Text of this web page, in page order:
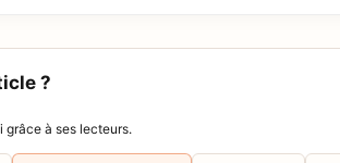
?
à ses lecteurs.